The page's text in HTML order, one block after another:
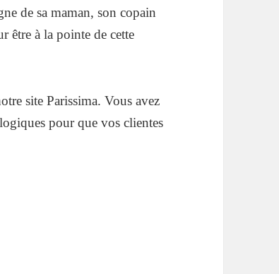
de sa maman, son copain
être à la pointe de cette
site Parissima. Vous avez
pour que vos clientes